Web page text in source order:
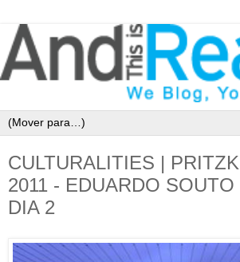
CULTURALITIES |
2011 - EDUARDO SOUTO
DIA 2